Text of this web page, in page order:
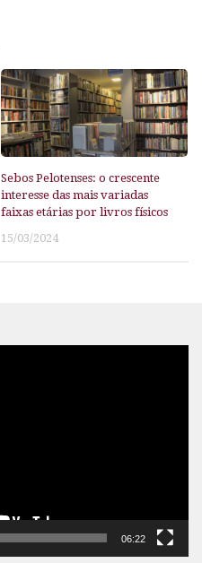
Sebos Pelotenses: o crescente
interesse das mais variadas
faixas etárias por livros físicos
15/03/2024
06:22